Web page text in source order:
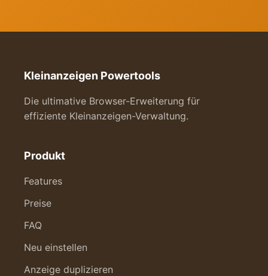
Kleinanzeigen Powertools
Die ultimative Browser-Erweiterung für
effiziente Kleinanzeigen-Verwaltung.
Produkt
Features
Preise
FAQ
Neu einstellen
Anzeige duplizieren